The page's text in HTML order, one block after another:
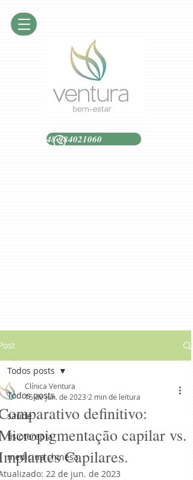
48 984021060
Todos posts
saúde
fisioterapia
medicina chinesa
Todos posts
definitivo:
capilar vs.
Capilares.
Clínica Ventura
15 de jun. de 2023 2 min de leitura
22 de jun. de 2023